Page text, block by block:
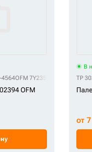
4564OFM 7Y2357 OFM 7Y-2357
OFM
В
TP
от